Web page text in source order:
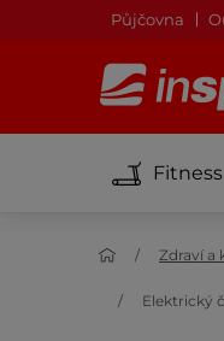
Půjčovna
Fitness
Zdraví a
Elektrický